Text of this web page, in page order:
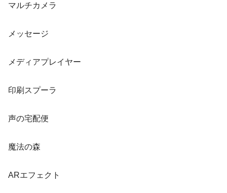
マルチカメラ
メッセージ
メディアプレイヤー
印刷スプーラ
声の宅配便
魔法の森
ARエフェクト